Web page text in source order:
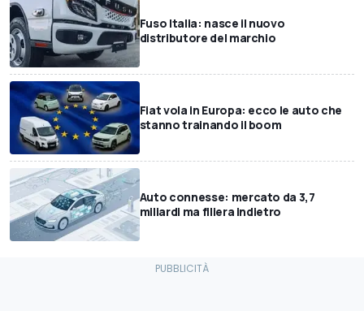
Fuso Italia: nasce il nuovo
distributore del marchio
Fiat vola in Europa: ecco le auto che
stanno trainando il boom
Auto connesse: mercato da 3,7
miliardi ma filiera indietro